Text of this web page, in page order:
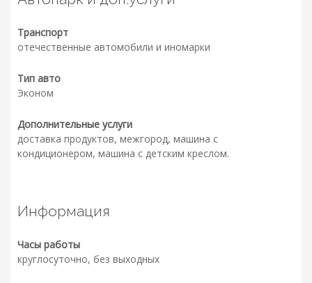
Транспорт
отечественные автомобили и иномарки
Тип авто
Эконом
Дополнительные услуги
доставка продуктов, межгород, машина с
кондиционером, машина с детским креслом.
Информация
Часы работы
круглосуточно, без выходных